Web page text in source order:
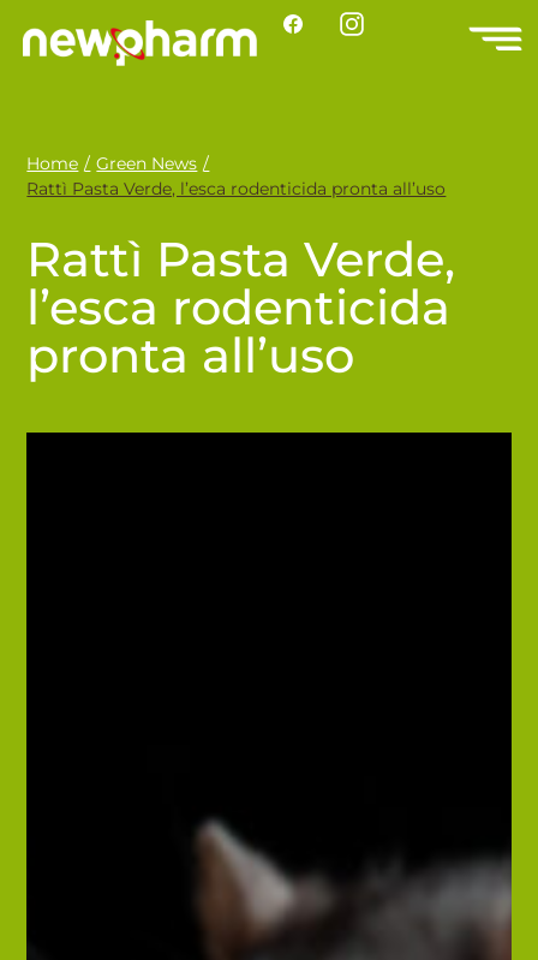
Home / Green News /
Rattì Pasta Verde, l’esca rodenticida pronta all’uso
Rattì Pasta Verde,
l’esca rodenticida
pronta all’uso